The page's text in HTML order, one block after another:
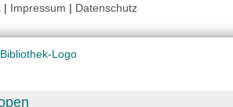
| Impressum | Datenschutz